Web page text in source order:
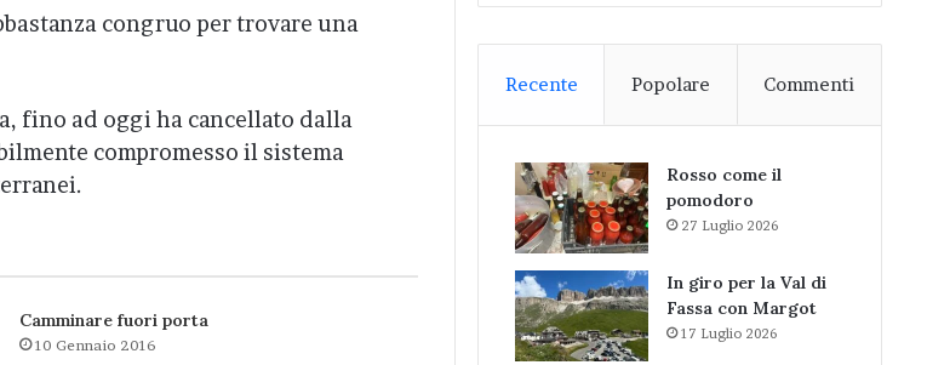
congruo per trovare una
fino ad oggi ha cancellato dalla
compromesso il sistema
Camminare fuori porta
10 Gennaio 2016
Recente Popolare Commenti
Rosso come il
pomodoro
27 Luglio 2026
In giro per la Val di
Fassa con Margot
17 Luglio 2026